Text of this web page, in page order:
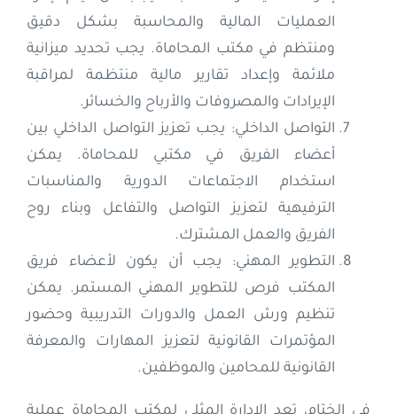
العمليات المالية والمحاسبة بشكل دقيق
ومنتظم في مكتب المحاماة. يجب تحديد ميزانية
ملائمة وإعداد تقارير مالية منتظمة لمراقبة
الإيرادات والمصروفات والأرباح والخسائر.
التواصل الداخلي: يجب تعزيز التواصل الداخلي بين
أعضاء الفريق في مكتبي للمحاماة. يمكن
استخدام الاجتماعات الدورية والمناسبات
الترفيهية لتعزيز التواصل والتفاعل وبناء روح
الفريق والعمل المشترك.
التطوير المهني: يجب أن يكون لأعضاء فريق
المكتب فرص للتطوير المهني المستمر. يمكن
تنظيم ورش العمل والدورات التدريبية وحضور
المؤتمرات القانونية لتعزيز المهارات والمعرفة
القانونية للمحامين والموظفين.